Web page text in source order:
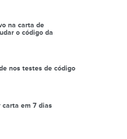
na carta de
o código da
nos testes de código
carta em 7 dias